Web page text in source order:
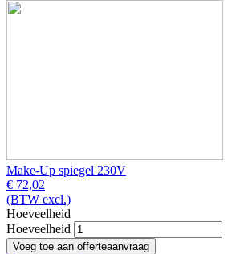
Make-Up spiegel 230V
€ 72,02
(BTW excl.)
Hoeveelheid
Hoeveelheid